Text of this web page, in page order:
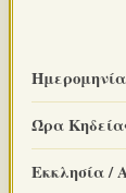
Ώρα
Εκκλησία /